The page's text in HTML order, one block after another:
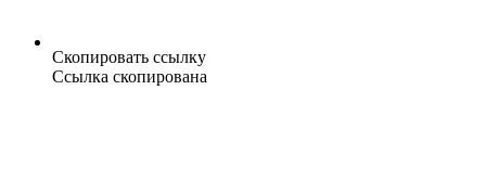
Скопировать ссылку
Ссылка скопирована